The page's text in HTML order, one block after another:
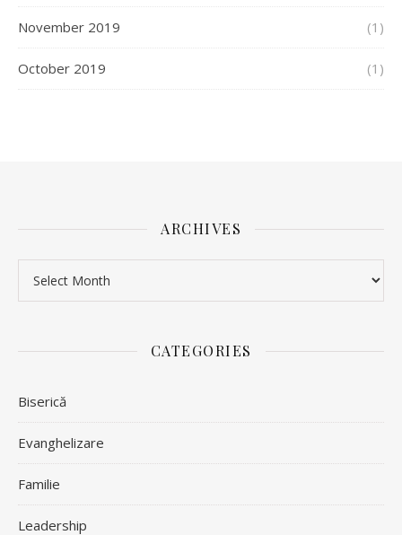
November 2019 (1)
October 2019 (1)
ARCHIVES
CATEGORIES
Biserică
Evanghelizare
Familie
Leadership